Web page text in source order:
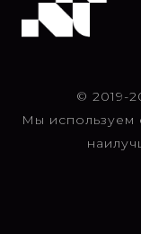
© 2019-
Мы используем